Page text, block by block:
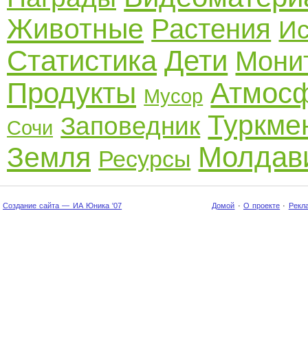
Животные Растения
Статистика Дети
Продукты Мусор
Сочи Заповедник
Земля Ресурсы
Создание сайта — ИА Юника '07 Домой · О проекте ·